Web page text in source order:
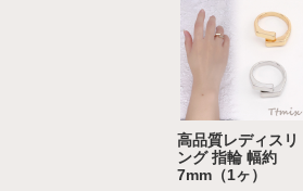
高品質レディスリ
ング 指輪 幅約
7mm（1ヶ）